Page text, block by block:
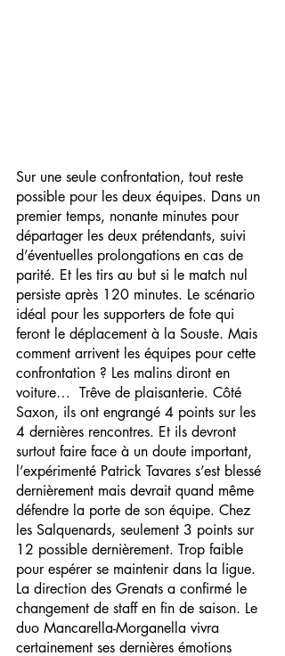
Sur une seule confrontation, tout reste
possible pour les deux équipes. Dans un
premier temps, nonante minutes pour
départager les deux prétendants, suivi
d’éventuelles prolongations en cas de
parité. Et les tirs au but si le match nul
persiste après 120 minutes. Le scénario
idéal pour les supporters de fote qui
feront le déplacement à la Souste. Mais
comment arrivent les équipes pour cette
confrontation ? Les malins diront en
voiture…  Trêve de plaisanterie. Côté
Saxon, ils ont engrangé 4 points sur les
4 dernières rencontres. Et ils devront
surtout faire face à un doute important,
l’expérimenté Patrick Tavares s’est blessé
dernièrement mais devrait quand même
défendre la porte de son équipe. Chez
les Salquenards, seulement 3 points sur
12 possible dernièrement. Trop faible
pour espérer se maintenir dans la ligue.
La direction des Grenats a confirmé le
changement de staff en fin de saison. Le
duo Mancarella-Morganella vivra
certainement ses dernières émotions